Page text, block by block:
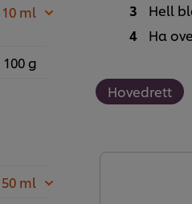
10 ml
100 g
50 ml
Hell
Ha
Hovedrett